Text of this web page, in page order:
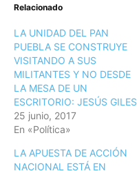
Relacionado
LA UNIDAD DEL PAN
PUEBLA SE CONSTRUYE
VISITANDO A SUS
MILITANTES Y NO DESDE
LA MESA DE UN
ESCRITORIO: JESÚS GILES
25 junio, 2017
En «Política»
LA APUESTA DE ACCIÓN
NACIONAL ESTÁ EN